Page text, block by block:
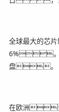
全球最大的芯
6%。台
盘。
在欧洲